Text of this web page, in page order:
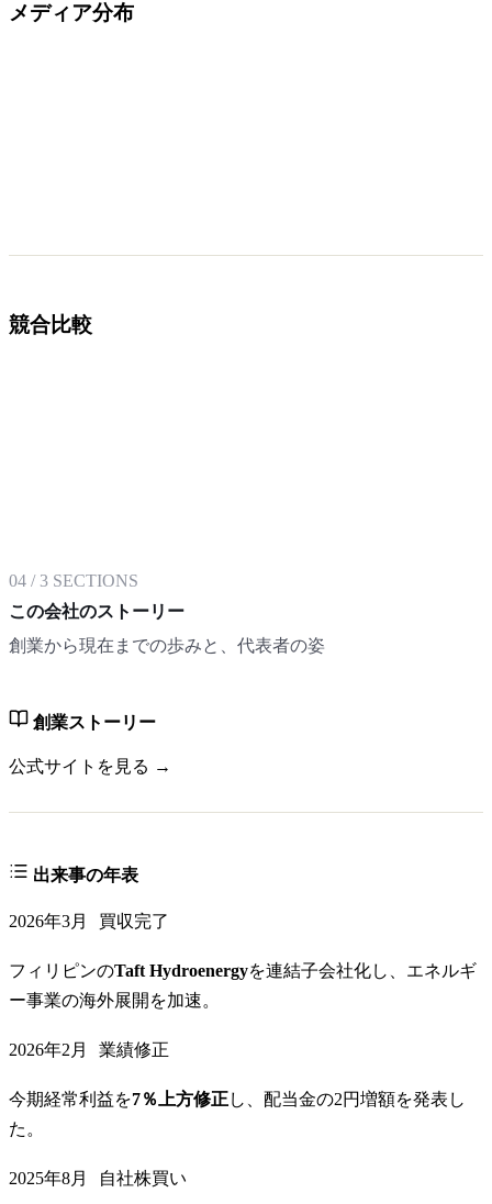
メディア分布
競合比較
04 /3 SECTIONS
この会社のストーリー
創業から現在までの歩みと、代表者の姿
創業ストーリー
公式サイトを見る →
出来事の年表
2026年3月 買収完了
フィリピンのTaft Hydroenergyを連結子会社化し、エネルギ
ー事業の海外展開を加速。
2026年2月 業績修正
今期経常利益を7％上方修正し、配当金の2円増額を発表し
た。
2025年8月 自社株買い